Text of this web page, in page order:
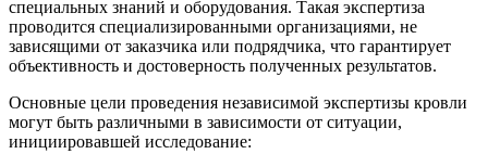
специальных знаний и оборудования. Такая экспертиза
проводится специализированными организациями, не
зависящими от заказчика или подрядчика, что гарантирует
объективность и достоверность полученных результатов.
Основные цели проведения независимой экспертизы кровли
могут быть различными в зависимости от ситуации,
инициировавшей исследование: